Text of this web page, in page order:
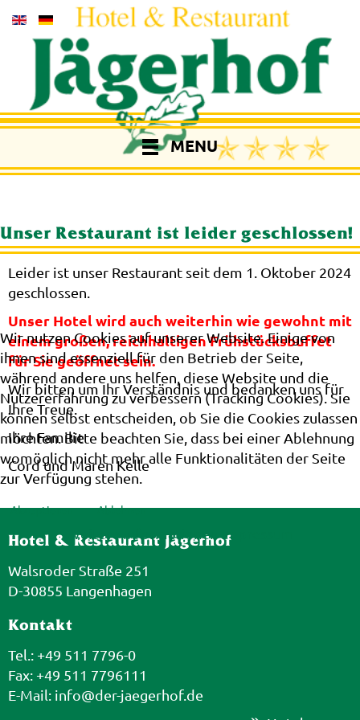
MENU
Unser Restaurant ist leider geschlossen!
Leider ist unser Restaurant seit dem 1. Oktober 2024
geschlossen.
Unser Hotel wird auch weiterhin wie gewohnt mit
einem großen, reichhaltigen Frühstücksbuffet
für Sie geöffnet sein.
Wir bitten um Ihr Verständnis und bedanken uns für
Ihre Treue.
Ihre Familie
Cord und Maren Kelle
Hotel & Restaurant Jägerhof
Walsroder Straße 251
D-30855 Langenhagen
Kontakt
Tel.: +49 511 7796-0
Fax: +49 511 7796111
E-Mail: info@der-jaegerhof.de
Wir nutzen Cookies auf unserer Website. Einige von
ihnen sind essenziell für den Betrieb der Seite,
während andere uns helfen, diese Website und die
Nutzererfahrung zu verbessern (Tracking Cookies). Sie
können selbst entscheiden, ob Sie die Cookies zulassen
möchten. Bitte beachten Sie, dass bei einer Ablehnung
womöglich nicht mehr alle Funktionalitäten der Seite
zur Verfügung stehen.
Akzeptieren Ablehnen
Weitere Informationen Impressum